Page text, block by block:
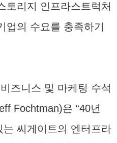
토리지 인프라스트럭처
업의 수요를 충족하기
즈니스 및 마케팅 수석
Fochtman)은 “40년
씨게이트의 엔터프라